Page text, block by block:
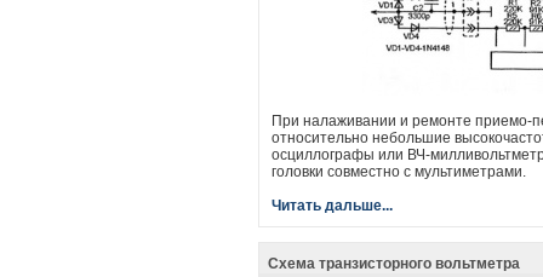
При налаживании и ремонте приемо-
относительно небольшие
осциллографы или ВЧ-
головки совместно с мультиметрами.
Читать дальше...
Схема транзисторного вольтметра